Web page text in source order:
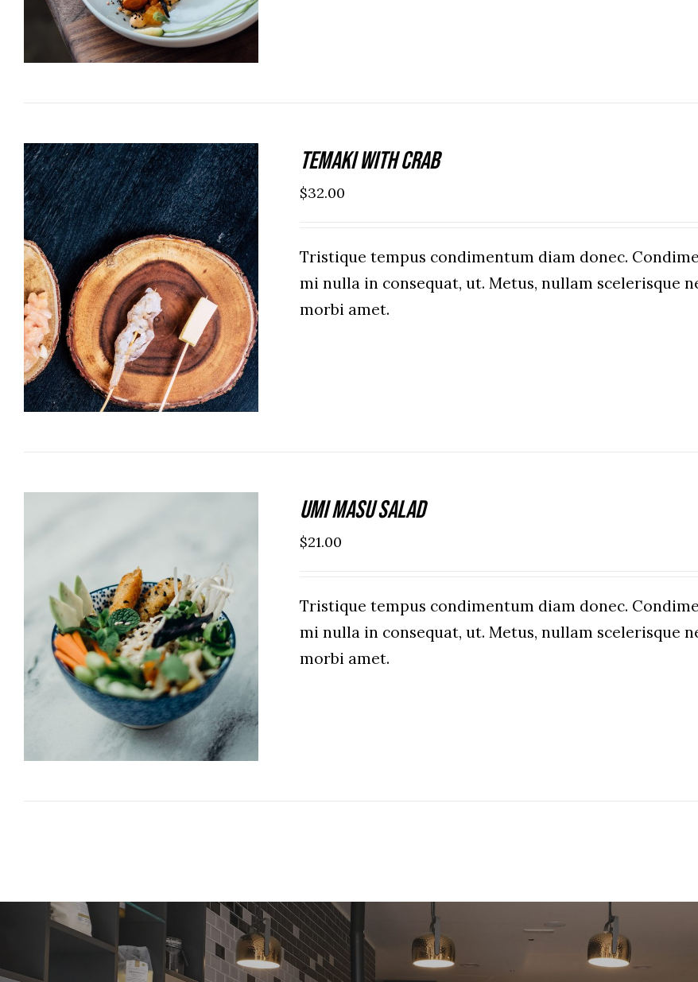
ADD TO CART / DETAILS
Temaki With Crab
$32.00
Tristique tempus condimentum diam donec.
mi nulla in consequat, ut. Metus, nullam scelerisque
morbi amet.
ADD TO CART / DETAILS
Umi Masu Salad
$21.00
Tristique tempus condimentum diam donec.
mi nulla in consequat, ut. Metus, nullam scelerisque
morbi amet.